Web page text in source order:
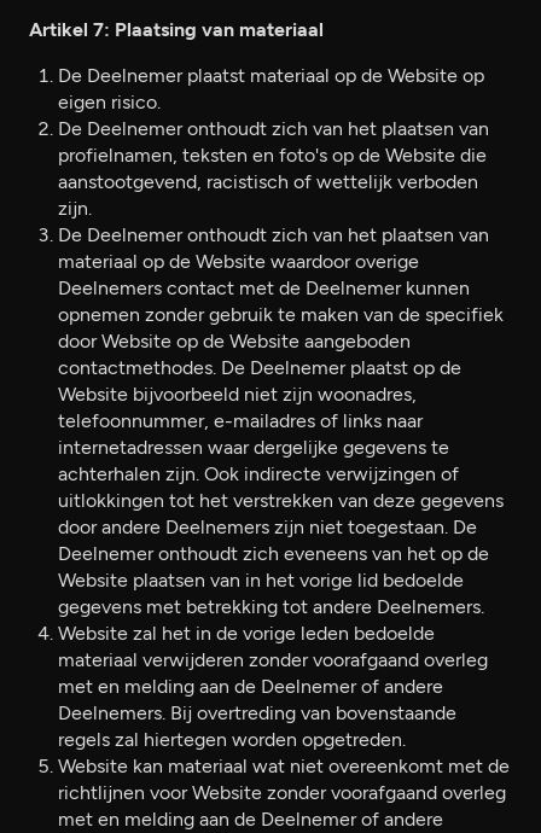
Artikel 7: Plaatsing van materiaal
De Deelnemer plaatst materiaal op de Website op
eigen risico.
De Deelnemer onthoudt zich van het plaatsen van
profielnamen, teksten en foto's op de Website die
aanstootgevend, racistisch of wettelijk verboden
zijn.
De Deelnemer onthoudt zich van het plaatsen van
materiaal op de Website waardoor overige
Deelnemers contact met de Deelnemer kunnen
opnemen zonder gebruik te maken van de specifiek
door Website op de Website aangeboden
contactmethodes. De Deelnemer plaatst op de
Website bijvoorbeeld niet zijn woonadres,
telefoonnummer, e-mailadres of links naar
internetadressen waar dergelijke gegevens te
achterhalen zijn. Ook indirecte verwijzingen of
uitlokkingen tot het verstrekken van deze gegevens
door andere Deelnemers zijn niet toegestaan. De
Deelnemer onthoudt zich eveneens van het op de
Website plaatsen van in het vorige lid bedoelde
gegevens met betrekking tot andere Deelnemers.
Website zal het in de vorige leden bedoelde
materiaal verwijderen zonder voorafgaand overleg
met en melding aan de Deelnemer of andere
Deelnemers. Bij overtreding van bovenstaande
regels zal hiertegen worden opgetreden.
Website kan materiaal wat niet overeenkomt met de
richtlijnen voor Website zonder voorafgaand overleg
met en melding aan de Deelnemer of andere